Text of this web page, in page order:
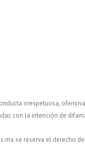
irrespetuosa,
con la intención de
se reserva el derecho